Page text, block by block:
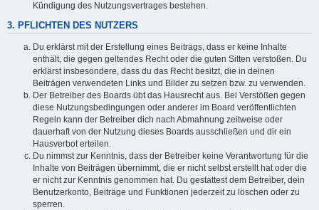
Kündigung des Nutzungsvertrages bestehen.
3. PFLICHTEN DES NUTZERS
Du erklärst mit der Erstellung eines Beitrags, dass er keine Inhalte
enthält, die gegen geltendes Recht oder die guten Sitten verstoßen. Du
erklärst insbesondere, dass du das Recht besitzt, die in deinen
Beiträgen verwendeten Links und Bilder zu setzen bzw. zu verwenden.
Der Betreiber des Boards übt das Hausrecht aus. Bei Verstößen gegen
diese Nutzungsbedingungen oder anderer im Board veröffentlichten
Regeln kann der Betreiber dich nach Abmahnung zeitweise oder
dauerhaft von der Nutzung dieses Boards ausschließen und dir ein
Hausverbot erteilen.
Du nimmst zur Kenntnis, dass der Betreiber keine Verantwortung für die
Inhalte von Beiträgen übernimmt, die er nicht selbst erstellt hat oder die
er nicht zur Kenntnis genommen hat. Du gestattest dem Betreiber, dein
Benutzerkonto, Beiträge und Funktionen jederzeit zu löschen oder zu
sperren.